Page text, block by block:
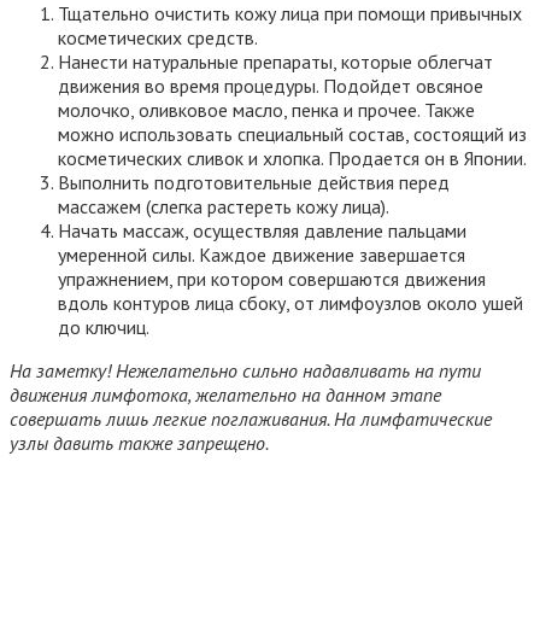
Тщательно очистить кожу лица при помощи привычных
косметических средств.
Нанести натуральные препараты, которые облегчат
движения во время процедуры. Подойдет овсяное
молочко, оливковое масло, пенка и прочее. Также
можно использовать специальный состав, состоящий из
косметических сливок и хлопка. Продается он в Японии.
Выполнить подготовительные действия перед
массажем (слегка растереть кожу лица).
Начать массаж, осуществляя давление пальцами
умеренной силы. Каждое движение завершается
упражнением, при котором совершаются движения
вдоль контуров лица сбоку, от лимфоузлов около ушей
до ключиц.
На заметку! Нежелательно сильно надавливать на пути
движения лимфотока, желательно на данном этапе
совершать лишь легкие поглаживания. На лимфатические
узлы давить также запрещено.